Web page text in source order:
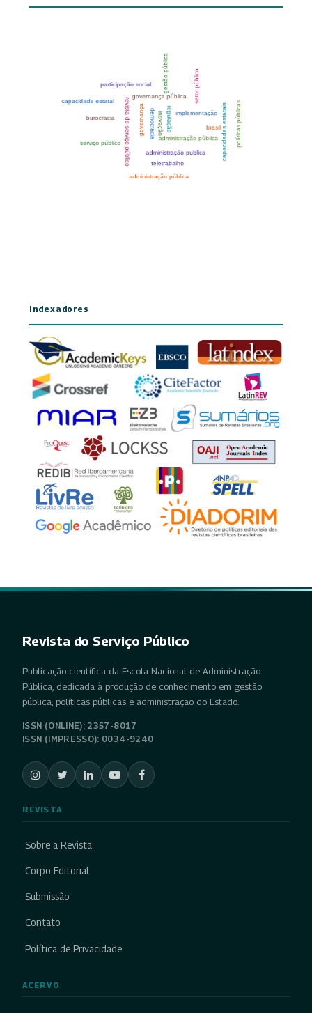
Indexadores
Revista do Serviço Público
Publicação científica da Escola Nacional de Administração
Pública, dedicada à produção de conhecimento em gestão
pública, políticas públicas e administração do Estado.
ISSN (ONLINE): 2357-8017
ISSN (IMPRESSO): 0034-9240
REVISTA
Sobre a Revista
Corpo Editorial
Submissão
Contato
Política de Privacidade
ACERVO